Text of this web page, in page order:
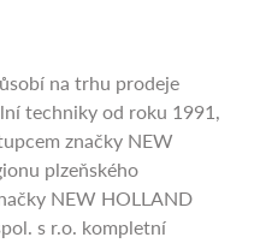
na trhu prodeje
techniky od roku 1991,
značky NEW
plzeňského
NEW HOLLAND
s r.o. kompletní